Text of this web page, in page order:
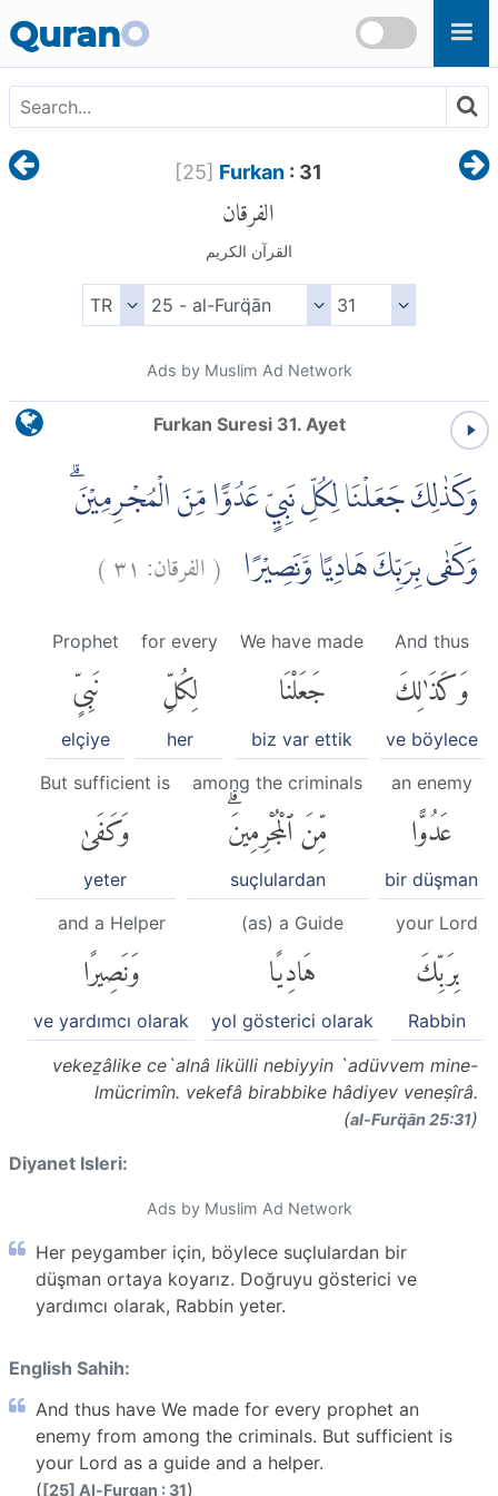
QuranO
[25] Furkan : 31
الفرقان
القرآن الكريم
Ads by Muslim Ad Network
Furkan Suresi 31. Ayet
وَكَذٰلِكَ جَعَلْنَا لِكُلِّ نَبِيٍّ عَدُوًّا مِّنَ الْمُجْرِمِيْنَۗ
وَكَفٰى بِرَبِّكَ هَادِيًا وَّنَصِيْرًا (الفرقان: ٣١)
And thus
وَكَذَٰلِكَ
ve böylece
We have made
جَعَلْنَا
biz var ettik
for every
لِكُلِّ
her
Prophet
نَبِىٍّ
elçiye
an enemy
عَدُوًّا
bir düşman
among the criminals
مِّنَ ٱلْمُجْرِمِينَۗ
suçlulardan
But sufficient is
وَكَفَىٰ
yeter
your Lord
بِرَبِّكَ
Rabbin
(as) a Guide
هَادِيًا
yol gösterici olarak
and a Helper
وَنَصِيرًا
ve yardımcı olarak
vekeẕâlike ce`alnâ likülli nebiyyin `adüvvem mine-
lmücrimîn. vekefâ birabbike hâdiyev veneṣîrâ.
(al-Furq̈ān 25:31)
Diyanet Isleri:
Ads by Muslim Ad Network
Her peygamber için, böylece suçlulardan bir
düşman ortaya koyarız. Doğruyu gösterici ve
yardımcı olarak, Rabbin yeter.
English Sahih:
And thus have We made for every prophet an
enemy from among the criminals. But sufficient is
your Lord as a guide and a helper.
([25] Al-Furqan : 31)